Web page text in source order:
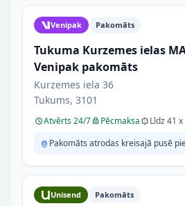
Venipak Pakomāts
Tukuma Kurzemes ielas
Venipak pakomāts
Kurzemes iela 36
Tukums, 3101
Atvērts 24/7 Pēcmaksa
Līdz 41
Pakomāts atrodas kreisajā pusē
Unisend Pakomāts